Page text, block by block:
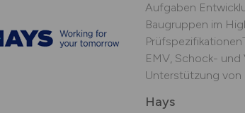
Aufgaben
Baugruppen im
EMV, Schock-
Unterstützung von
Hays